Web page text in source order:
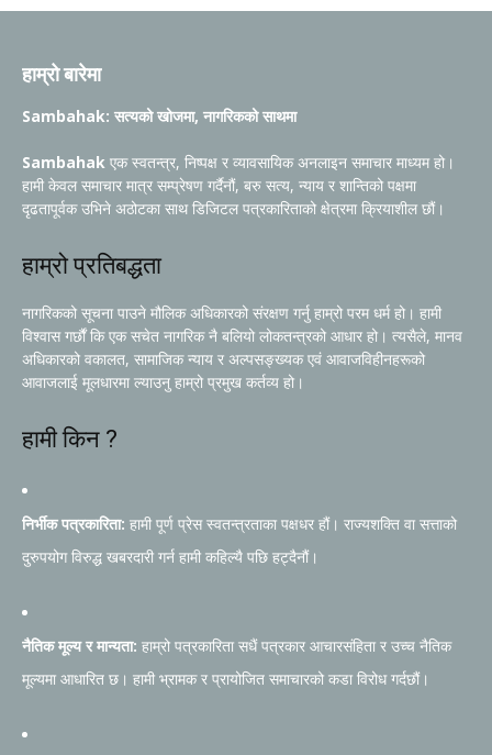
हाम्रो बारेमा
Sambahak: सत्यको खोजमा, नागरिकको साथमा
Sambahak एक स्वतन्त्र, निष्पक्ष र व्यावसायिक अनलाइन समाचार माध्यम हो।
हामी केवल समाचार मात्र सम्प्रेषण गर्दैनौं, बरु सत्य, न्याय र शान्तिको पक्षमा
दृढतापूर्वक उभिने अठोटका साथ डिजिटल पत्रकारिताको क्षेत्रमा क्रियाशील छौं।
हाम्रो प्रतिबद्धता
नागरिकको सूचना पाउने मौलिक अधिकारको संरक्षण गर्नु हाम्रो परम धर्म हो। हामी
विश्वास गर्छौं कि एक सचेत नागरिक नै बलियो लोकतन्त्रको आधार हो। त्यसैले, मानव
अधिकारको वकालत, सामाजिक न्याय र अल्पसङ्ख्यक एवं आवाजविहीनहरूको
आवाजलाई मूलधारमा ल्याउनु हाम्रो प्रमुख कर्तव्य हो।
हामी किन ?
निर्भीक पत्रकारिता: हामी पूर्ण प्रेस स्वतन्त्रताका पक्षधर हौं। राज्यशक्ति वा सत्ताको
दुरुपयोग विरुद्ध खबरदारी गर्न हामी कहिल्यै पछि हट्दैनौं।
नैतिक मूल्य र मान्यता: हाम्रो पत्रकारिता सधैं पत्रकार आचारसंहिता र उच्च नैतिक
मूल्यमा आधारित छ। हामी भ्रामक र प्रायोजित समाचारको कडा विरोध गर्दछौं।